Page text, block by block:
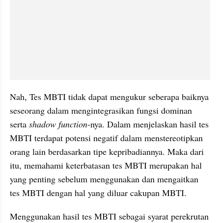
Nah, Tes MBTI tidak dapat mengukur seberapa baiknya
seseorang dalam mengintegrasikan fungsi dominan
serta shadow function-nya. Dalam menjelaskan hasil tes
MBTI terdapat potensi negatif dalam menstereotipkan
orang lain berdasarkan tipe kepribadiannya. Maka dari
itu, memahami keterbatasan tes MBTI merupakan hal
yang penting sebelum menggunakan dan mengaitkan
tes MBTI dengan hal yang diluar cakupan MBTI.
Menggunakan hasil tes MBTI sebagai syarat perekrutan